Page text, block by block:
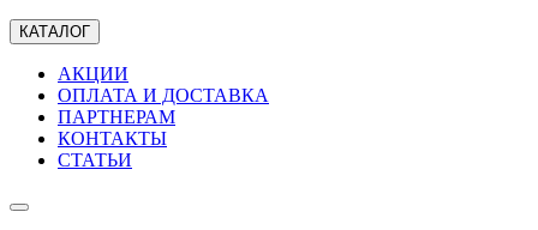
КАТАЛОГ
АКЦИИ
ОПЛАТА И ДОСТАВКА
ПАРТНЕРАМ
КОНТАКТЫ
СТАТЬИ